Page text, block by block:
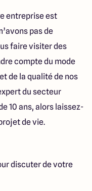
entreprise est
pas de
faire visiter des
compte du mode
de la qualité de nos
du secteur
10 ans, alors laissez-
de vie.
discuter de votre